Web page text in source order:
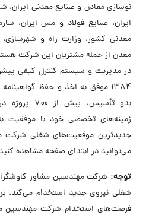
نوسازی معادن و صنایع معدنی ایران،
ایران، صنایع فولاد و مس ایران،
معدنی کشور، وزارت راه و
معدن از جمله مشتریان این شرکت
در مدیریت و سیستم کنترل کیفی
بدو تأسیس،
زمینه‌های تخصصی خود با موفقیت
جدیدترین موقعیت‌های شغلی شرکت
می‌توانید در ابتدای صفحه مشاهده
توجه:
شغلی نیروی جدید استخدام می‌کند.
فرصت‌های استخدام شرکت مهندسین